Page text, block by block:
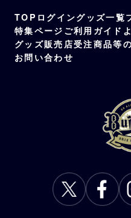
TOP ログイングッズ一覧
特集ページ ご利用ガイド
グッズ販売店受注商品等
お問い合わせ